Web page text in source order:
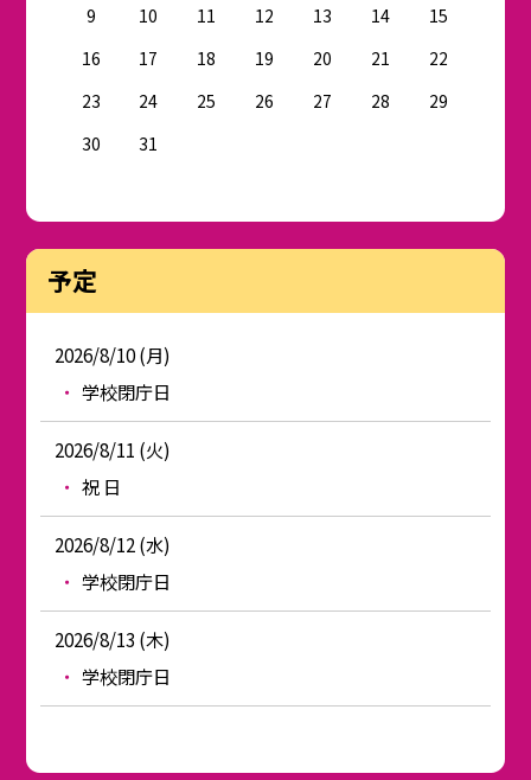
9
10 11 12 13 14
15
16
17 18 19 20 21
22
23
24 25 26 27 28
29
30
31
予定
2026/8/10 (月)
学校閉庁日
2026/8/11 (火)
祝 日
2026/8/12 (水)
学校閉庁日
2026/8/13 (木)
学校閉庁日